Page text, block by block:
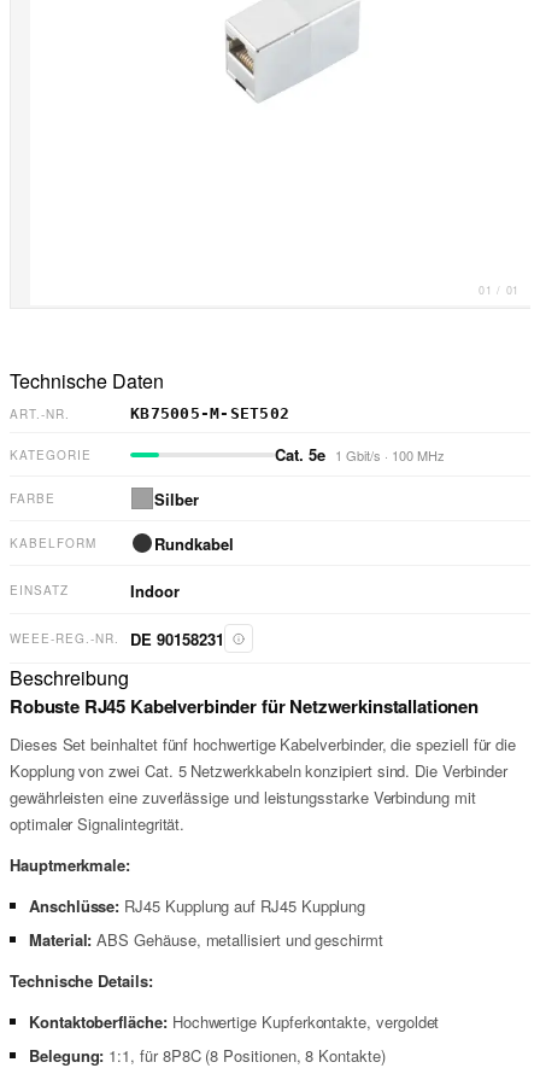
01 / 01
Technische Daten
ART.-NR. KB75005-M-SET502
KATEGORIE Cat. 5e 1 Gbit/s · 100 MHz
FARBE Silber
KABELFORM Rundkabel
EINSATZ Indoor
WEEE-REG.-NR. DE 90158231
Beschreibung
Robuste RJ45 Kabelverbinder für Netzwerkinstallationen
Dieses Set beinhaltet fünf hochwertige Kabelverbinder, die speziell für die
Kopplung von zwei Cat. 5 Netzwerkkabeln konzipiert sind. Die Verbinder
gewährleisten eine zuverlässige und leistungsstarke Verbindung mit
optimaler Signalintegrität.
Hauptmerkmale:
Anschlüsse: RJ45 Kupplung auf RJ45 Kupplung
Material: ABS Gehäuse, metallisiert und geschirmt
Technische Details:
Kontaktoberfläche:Hochwertige Kupferkontakte, vergoldet
Belegung: 1:1, für 8P8C (8 Positionen, 8 Kontakte)